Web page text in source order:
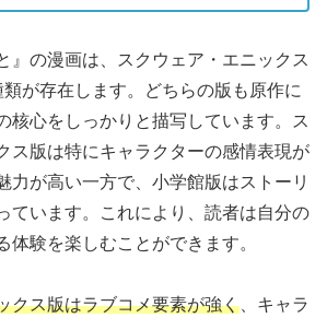
』の漫画は、スクウェア・エニックス
が存在します。どちらの版も原作に
核心をしっかりと描写しています。ス
ス版は特にキャラクターの感情表現が
力が高い一方で、小学館版はストーリ
ています。これにより、読者は自分の
体験を楽しむことができます。
クス版はラブコメ要素が強く、キャラ